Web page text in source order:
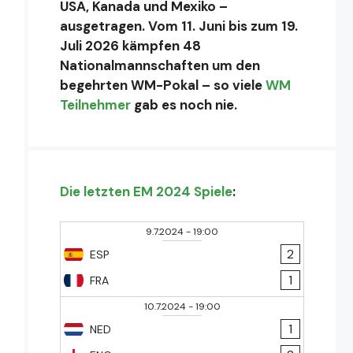
USA, Kanada und Mexiko –
ausgetragen. Vom 11. Juni bis zum 19.
Juli 2026 kämpfen 48
Nationalmannschaften um den
begehrten WM-Pokal – so vieleWM
Teilnehmer gab es noch nie.
Die letzten EM 2024 Spiele:
9.7.2024-19:00
ESP
FRA
2
1
10.7.2024-19:00
NED
1